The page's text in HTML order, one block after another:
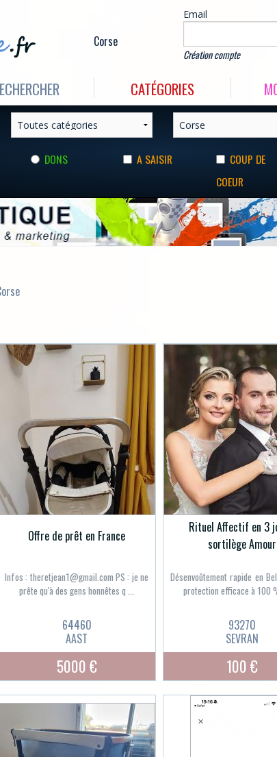
Corse
Email
Création compte
CATÉGORIES
DONS A SAISIR
COUP DE
COEUR
Offre de prêt en France
Infos : theretjean1@gmail.com PS : je ne
prête qu'à des gens honnêtes q ...
64460
AAST
5000 €
Rituel Affectif en 3
sortilège Amour
Désenvoûtement rapide en
protection efficace à 100
93270
SEVRAN
100 €